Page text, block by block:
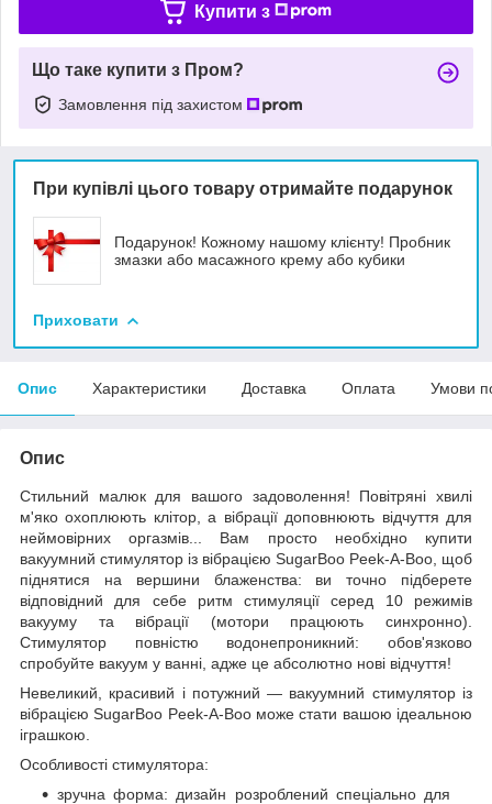
Купити з
Що таке купити з Пром?
Замовлення під захистом
При купівлі цього товару отримайте подарунок
Подарунок! Кожному нашому клієнту! Пробник
змазки або масажного крему або кубики
Приховати
Опис Характеристики Доставка Оплата Умови
Опис
Стильний малюк для вашого задоволення! Повітряні хвилі
м'яко охоплюють клітор, а вібрації доповнюють відчуття для
неймовірних оргазмів... Вам просто необхідно купити
вакуумний стимулятор із вібрацією SugarBoo Peek-A-Boo, щоб
піднятися на вершини блаженства: ви точно підберете
відповідний для себе ритм стимуляції серед 10 режимів
вакууму та вібрації (мотори працюють синхронно).
Стимулятор повністю водонепроникний: обов'язково
спробуйте вакуум у ванні, адже це абсолютно нові відчуття!
Невеликий, красивий і потужний — вакуумний стимулятор із
вібрацією SugarBoo Peek-A-Boo може стати вашою ідеальною
іграшкою.
Особливості стимулятора:
зручна форма: дизайн розроблений спеціально для